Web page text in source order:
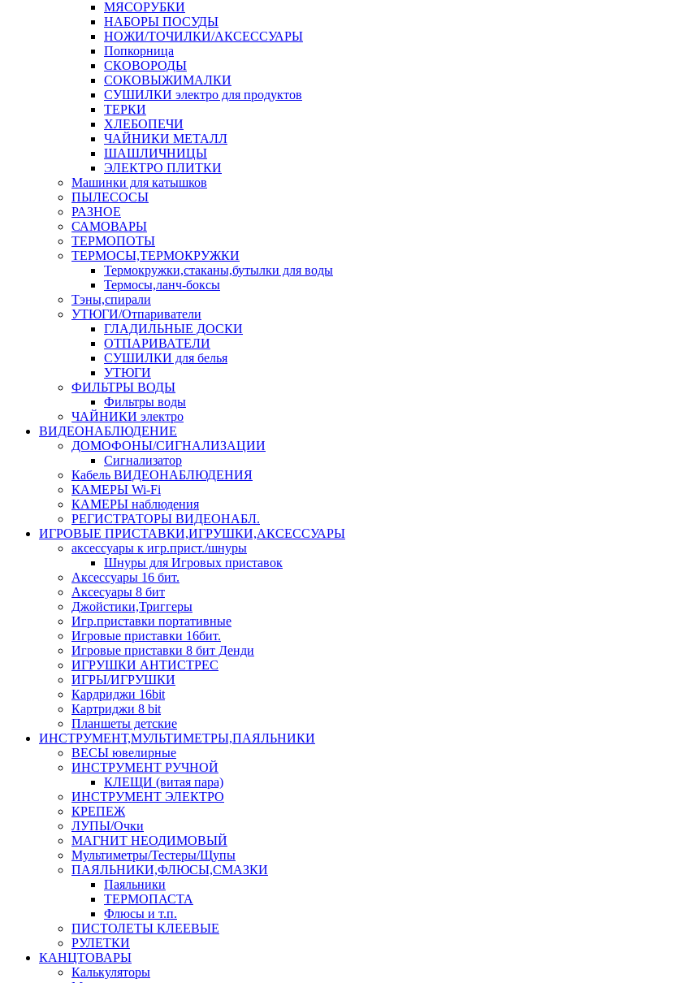
МЯСОРУБКИ
НАБОРЫ ПОСУДЫ
НОЖИ/ТОЧИЛКИ/АКСЕССУАРЫ
Попкорница
СКОВОРОДЫ
СОКОВЫЖИМАЛКИ
СУШИЛКИ электро для продуктов
ТЕРКИ
ХЛЕБОПЕЧИ
ЧАЙНИКИ МЕТАЛЛ
ШАШЛИЧНИЦЫ
ЭЛЕКТРО ПЛИТКИ
Машинки для катышков
ПЫЛЕСОСЫ
РАЗНОЕ
САМОВАРЫ
ТЕРМОПОТЫ
ТЕРМОСЫ,ТЕРМОКРУЖКИ
Термокружки,стаканы,бутылки для воды
Термосы,ланч-боксы
Тэны,спирали
УТЮГИ/Отпариватели
ГЛАДИЛЬНЫЕ ДОСКИ
ОТПАРИВАТЕЛИ
СУШИЛКИ для белья
УТЮГИ
ФИЛЬТРЫ ВОДЫ
Фильтры воды
ЧАЙНИКИ электро
ВИДЕОНАБЛЮДЕНИЕ
ДОМОФОНЫ/СИГНАЛИЗАЦИИ
Сигнализатор
Кабель ВИДЕОНАБЛЮДЕНИЯ
КАМЕРЫ Wi-Fi
КАМЕРЫ наблюдения
РЕГИСТРАТОРЫ ВИДЕОНАБЛ.
ИГРОВЫЕ ПРИСТАВКИ,ИГРУШКИ,АКСЕССУАРЫ
аксесcуары к игр.прист./шнуры
Шнуры для Игровых приставок
Аксессуары 16 бит.
Аксесуары 8 бит
Джойстики,Триггеры
Игр.приставки портативные
Игровые приставки 16бит.
Игровые приставки 8 бит Денди
ИГРУШКИ АНТИСТРЕС
ИГРЫ/ИГРУШКИ
Кардриджи 16bit
Картриджи 8 bit
Планшеты детские
ИНСТРУМЕНТ,МУЛЬТИМЕТРЫ,ПАЯЛЬНИКИ
ВЕСЫ ювелирные
ИНСТРУМЕНТ РУЧНОЙ
КЛЕЩИ (витая пара)
ИНСТРУМЕНТ ЭЛЕКТРО
КРЕПЕЖ
ЛУПЫ/Очки
МАГНИТ НЕОДИМОВЫЙ
Мультиметры/Тестеры/Щупы
ПАЯЛЬНИКИ,ФЛЮСЫ,СМАЗКИ
Паяльники
ТЕРМОПАСТА
Флюсы и т.п.
ПИСТОЛЕТЫ КЛЕЕВЫЕ
РУЛЕТКИ
КАНЦТОВАРЫ
Калькуляторы